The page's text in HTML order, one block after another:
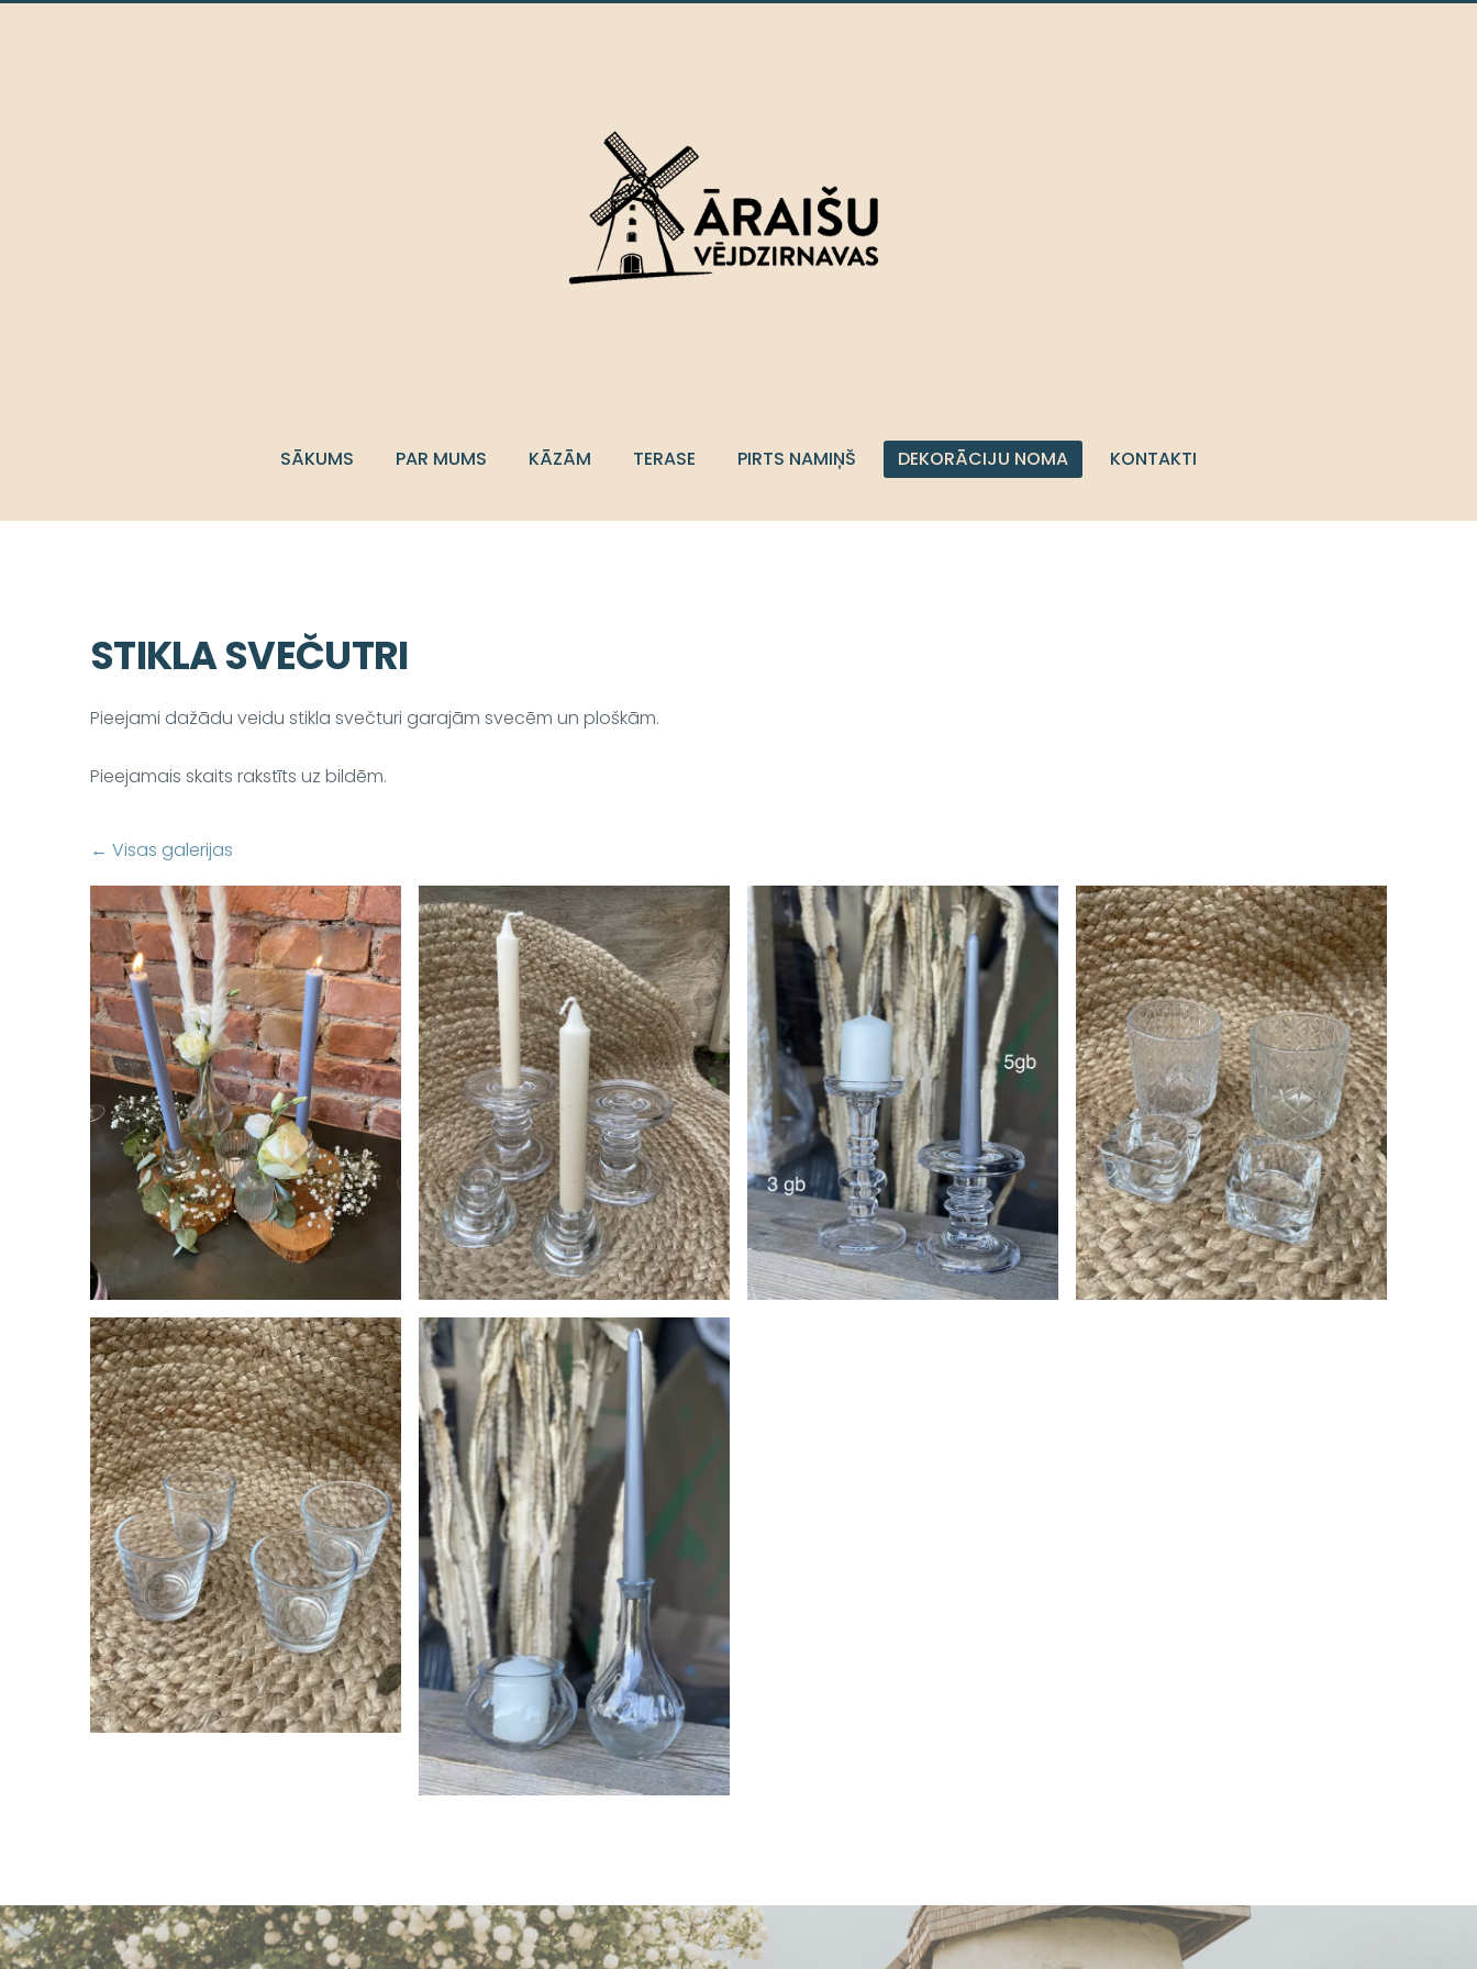
SĀKUMS PAR MUMS KĀZĀM TERASE PIRTS NAMIŅŠ DEKORĀCIJU NOMA KONTAKTI
STIKLA SVEČUTRI
Pieejami dažādu veidu stikla svečturi garajām svecēm un ploškām.
Pieejamais skaits rakstīts uz bildēm.
Visas galerijas